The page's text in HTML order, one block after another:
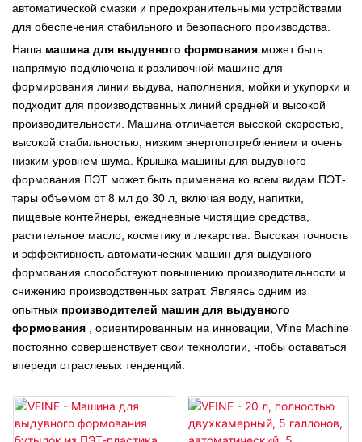
автоматической смазки и предохранительными устройствами
для обеспечения стабильного и безопасного производства.
Наша машина для выдувного формования может быть
напрямую подключена к разливочной машине для
формирования линии выдува, наполнения, мойки и укупорки и
подходит для производственных линий средней и высокой
производительности. Машина отличается высокой скоростью,
высокой стабильностью, низким энергопотреблением и очень
низким уровнем шума. Крышка машины для выдувного
формования ПЭТ может быть применена ко всем видам ПЭТ-
тары объемом от 8 мл до 30 л, включая воду, напитки,
пищевые контейнеры, ежедневные чистящие средства,
растительное масло, косметику и лекарства. Высокая точность
и эффективность автоматических машин для выдувного
формования способствуют повышению производительности и
снижению производственных затрат. Являясь одним из
опытных производителей машин для выдувного
формования , ориентированным на инновации, Vfine Machine
постоянно совершенствует свои технологии, чтобы оставаться
впереди отраслевых тенденций.